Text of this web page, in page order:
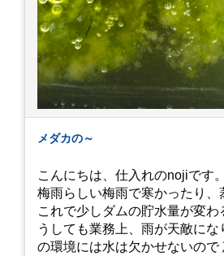
メダカの～
こんにちは、仕入れのnojiです
梅雨らしい梅雨で寒かったり、
これで少しダムの貯水量が変
うしても業務上、雨が天敵にな
の環境には水は欠かせないので